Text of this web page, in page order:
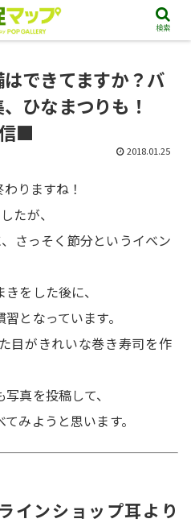
できてますか？バ
ひなまつりも！
■
2018.01.25
りますね！
たが、
さっそく節分というイベン
をした後に、
となっています。
目がきれいな巻き寿司を作
真を投稿して、
みようと思います。
インショップ耳より
検索